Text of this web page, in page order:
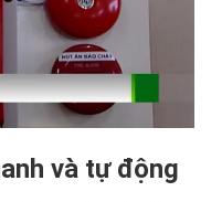
và tự động